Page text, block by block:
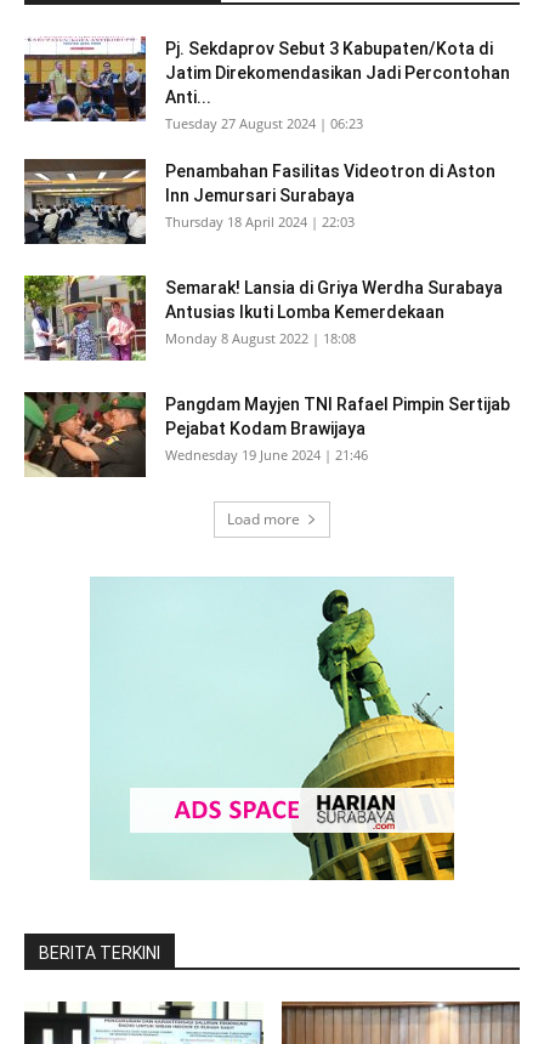
Pj. Sekdaprov Sebut 3 Kabupaten/Kota di
Jatim Direkomendasikan Jadi Percontohan
Anti...
Tuesday 27 August 2024 | 06:23
Penambahan Fasilitas Videotron di Aston
Inn Jemursari Surabaya
Thursday 18 April 2024 | 22:03
Semarak! Lansia di Griya Werdha Surabaya
Antusias Ikuti Lomba Kemerdekaan
Monday 8 August 2022 | 18:08
Pangdam Mayjen TNI Rafael Pimpin Sertijab
Pejabat Kodam Brawijaya
Wednesday 19 June 2024 | 21:46
Load more
BERITA TERKINI